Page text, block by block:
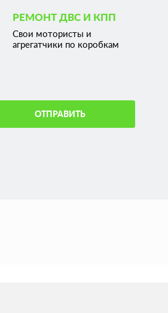
РЕМОНТ ДВС И КПП
Свои мотористы и
агрегатчики по коробкам
ОТПРАВИТЬ